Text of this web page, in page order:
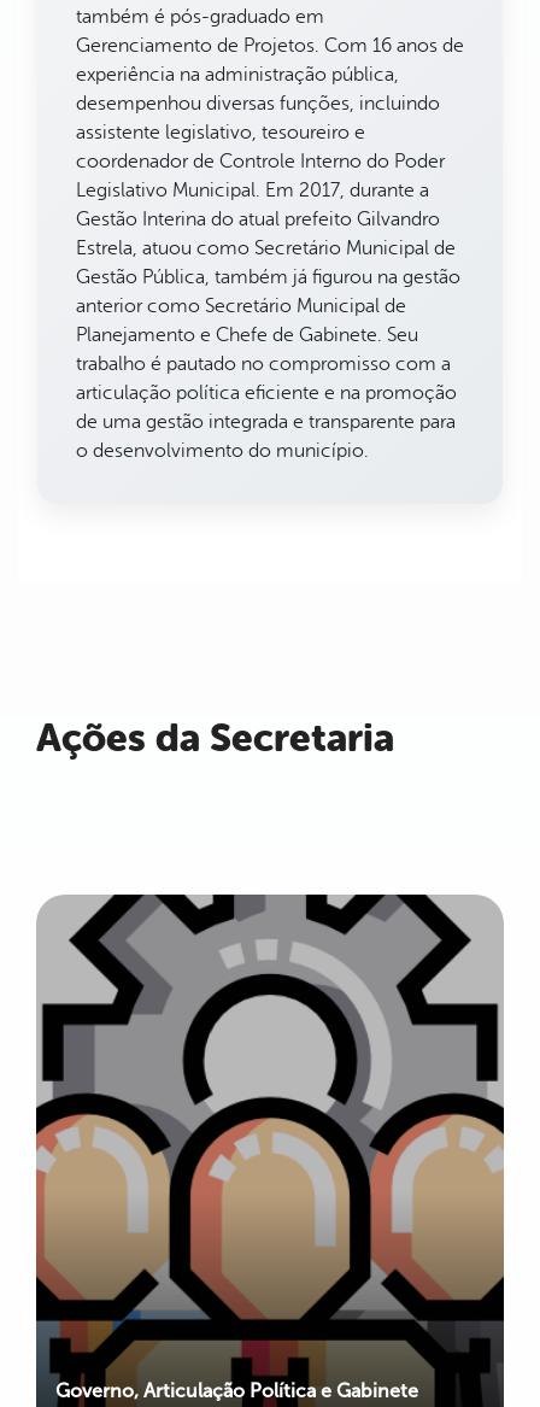
também é pós-graduado em
Gerenciamento de Projetos. Com 16 anos de
experiência na administração pública,
desempenhou diversas funções, incluindo
assistente legislativo, tesoureiro e
coordenador de Controle Interno do Poder
Legislativo Municipal. Em 2017, durante a
Gestão Interina do atual prefeito Gilvandro
Estrela, atuou como Secretário Municipal de
Gestão Pública, também já figurou na gestão
anterior como Secretário Municipal de
Planejamento e Chefe de Gabinete. Seu
trabalho é pautado no compromisso com a
articulação política eficiente e na promoção
de uma gestão integrada e transparente para
o desenvolvimento do município.
Ações da Secretaria
Governo, Articulação Política e Gabinete